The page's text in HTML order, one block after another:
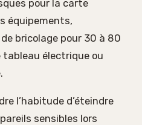
pour la carte
équipements,
bricolage pour 30 à 80
tableau électrique ou
l’habitude d’éteindre
sensibles lors